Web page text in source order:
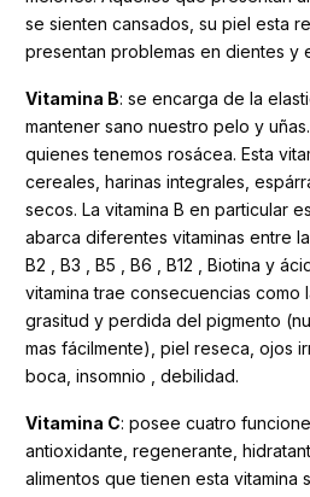
se sienten cansados, su piel esta
presentan problemas en dientes y
Vitamina B: se encarga de la
mantener sano nuestro pelo y
quienes tenemos rosácea. Esta
cereales, harinas integrales,
secos. La vitamina B en particular
abarca diferentes vitaminas entre
B2 , B3 , B5 , B6 , B12 , Biotina y
vitamina trae consecuencias como
grasitud y perdida del pigmento
mas fácilmente), piel reseca, ojos
boca, insomnio , debilidad.
Vitamina C: posee cuatro
antioxidante, regenerante,
alimentos que tienen esta vitamina